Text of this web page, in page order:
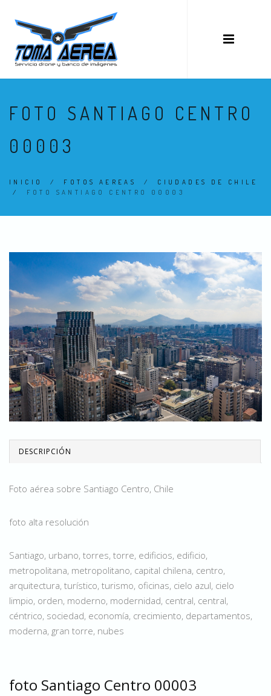
FOTO SANTIAGO CENTRO
00003
INICIO / FOTOS AEREAS / CIUDADES DE CHILE
/ FOTO SANTIAGO CENTRO 00003
DESCRIPCIÓN
Foto aérea sobre Santiago Centro, Chile
foto alta resolución
Santiago, urbano, torres, torre, edificios, edificio,
metropolitana, metropolitano, capital chilena, centro,
arquitectura, turístico, turismo, oficinas, cielo azul, cielo
limpio, orden, moderno, modernidad, central, central,
céntrico, sociedad, economía, crecimiento, departamentos,
moderna, gran torre, nubes
foto Santiago Centro 00003